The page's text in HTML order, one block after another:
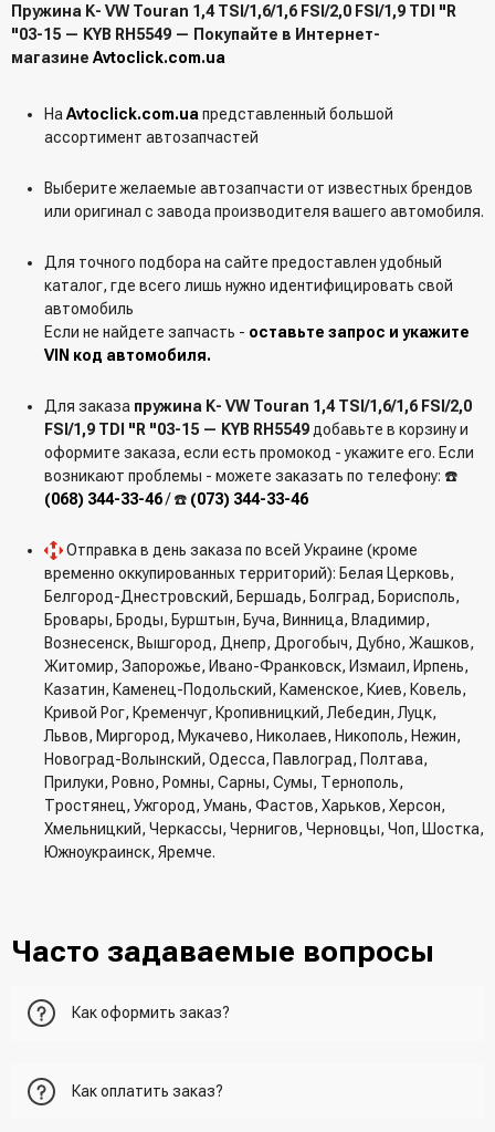
Пружина K- VW Touran 1,4 TSI/1,6/1,6 FSI/2,0 FSI/1,9 TDI "R
"03-15 — KYB RH5549 — Покупайте в Интернет-
магазине Avtoclick.com.ua
На Avtoclick.com.ua представленный большой
ассортимент автозапчастей
Выберите желаемые автозапчасти от известных брендов
или оригинал с завода производителя вашего автомобиля.
Для точного подбора на сайте предоставлен удобный
каталог, где всего лишь нужно идентифицировать свой
автомобиль
Если не найдете запчасть - оставьте запрос и укажите
VIN код автомобиля.
Для заказа пружина K- VW Touran 1,4 TSI/1,6/1,6 FSI/2,0
FSI/1,9 TDI "R "03-15 — KYB RH5549 добавьте в корзину и
оформите заказа, если есть промокод - укажите его. Если
возникают проблемы - можете заказать по телефону: ☎️
(068) 344-33-46/ ☎️ (073) 344-33-46
Отправка в день заказа по всей Украине (кроме
временно оккупированных территорий): Белая Церковь,
Белгород-Днестровский, Бершадь, Болград, Борисполь,
Бровары, Броды, Бурштын, Буча, Винница, Владимир,
Вознесенск, Вышгород, Днепр, Дрогобыч, Дубно, Жашков,
Житомир, Запорожье, Ивано-Франковск, Измаил, Ирпень,
Казатин, Каменец-Подольский, Каменское, Киев, Ковель,
Кривой Рог, Кременчуг, Кропивницкий, Лебедин, Луцк,
Львов, Миргород, Мукачево, Николаев, Никополь, Нежин,
Новоград-Волынский, Одесса, Павлоград, Полтава,
Прилуки, Ровно, Ромны, Сарны, Сумы, Тернополь,
Тростянец, Ужгород, Умань, Фастов, Харьков, Херсон,
Хмельницкий, Черкассы, Чернигов, Черновцы, Чоп, Шостка,
Южноукраинск, Яремче.
Часто задаваемые вопросы
Как оформить заказ?
корзину и указать всю необходимую информацию о
Как оплатить заказ?